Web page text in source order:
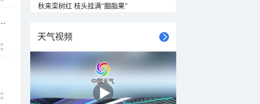
秋来栾树红 枝头挂满“胭脂果”
天气视频